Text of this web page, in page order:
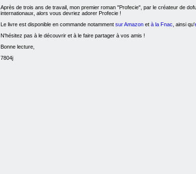
Après de trois ans de travail, mon premier roman "Profecie", par le créateur de
internationaux, alors vous devriez adorer Profecie !
Le livre est disponible en commande notamment sur Amazon et à la Fnac, ainsi qu'
N'hésitez pas à le découvrir et à le faire partager à vos amis !
Bonne lecture,
7804j